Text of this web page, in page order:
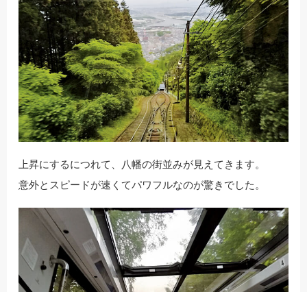
上昇にするにつれて、八幡の街並みが見えてきます。
意外とスピードが速くてパワフルなのが驚きでした。